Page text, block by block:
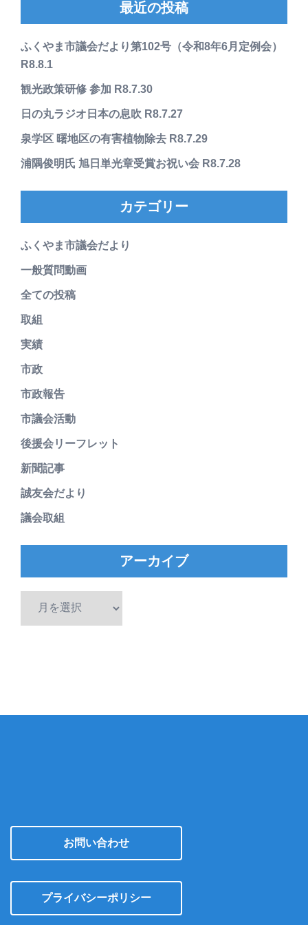
最近の投稿
ふくやま市議会だより第102号（令和8年6月定例会）
R8.8.1
観光政策研修 参加 R8.7.30
日の丸ラジオ日本の息吹 R8.7.27
泉学区 曙地区の有害植物除去 R8.7.29
浦隅俊明氏 旭日単光章受賞お祝い会 R8.7.28
カテゴリー
ふくやま市議会だより
一般質問動画
全ての投稿
取組
実績
市政
市政報告
市議会活動
後援会リーフレット
新聞記事
誠友会だより
議会取組
アーカイブ
お問い合わせ
プライバシーポリシー